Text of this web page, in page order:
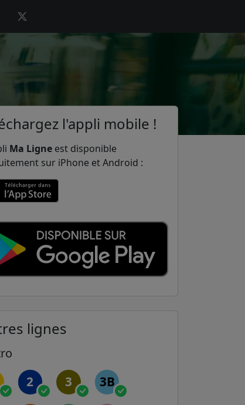
l'appli mobile !
Ma Ligne est disponible
sur iPhone et Android :
lignes
2 3 3B